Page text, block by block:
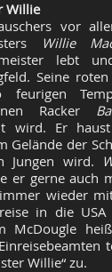
Willie
vor
Willie
lebt
Seine
feurigen
Racker
wird. Er
Gelände der
Jungen wird.
er gerne auch
wieder
in die
McDougle
Willie“ zu.